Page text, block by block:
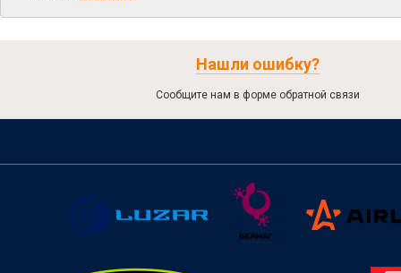
Нашли ошибку?
Сообщите нам в форме обратной связи